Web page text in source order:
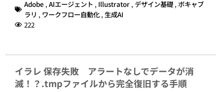
Adobe , AIエージェント , Illustrator , デザイン基礎 , ボキャブ
ラリ , ワークフロー自動化 , 生成AI
222
イラレ 保存失敗 アラートなしでデータが消
滅！？.tmpファイルから完全復旧する手順